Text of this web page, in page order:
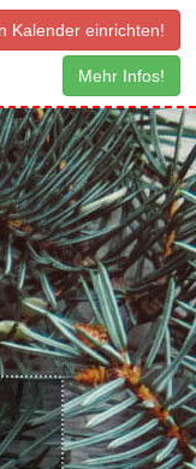
Kalender einrichten!
Mehr Infos!